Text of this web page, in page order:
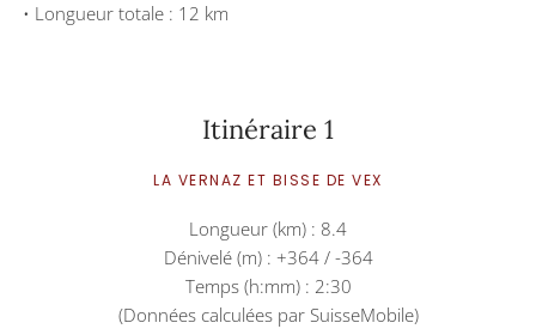
• Longueur totale : 12 km
Itinéraire 1
LA VERNAZ ET BISSE DE VEX
Longueur (km) : 8.4
Dénivelé (m) : +364 / -364
Temps (h:mm) : 2:30
(Données calculées par SuisseMobile)